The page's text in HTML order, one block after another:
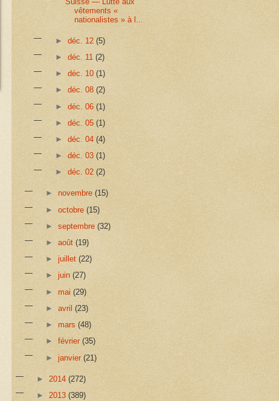
vêtements «
nationalistes » à l...
► déc. 12 (5)
► déc. 11 (2)
► déc. 10 (1)
► déc. 08 (2)
► déc. 06 (1)
► déc. 05 (1)
► déc. 04 (4)
► déc. 03 (1)
► déc. 02 (2)
►novembre(15)
►octobre(15)
►septembre(32)
►août(19)
►juillet(22)
►juin(27)
►mai(29)
►avril(23)
►mars(48)
►février(35)
►janvier(21)
► 2014 (272)
► 2013 (389)